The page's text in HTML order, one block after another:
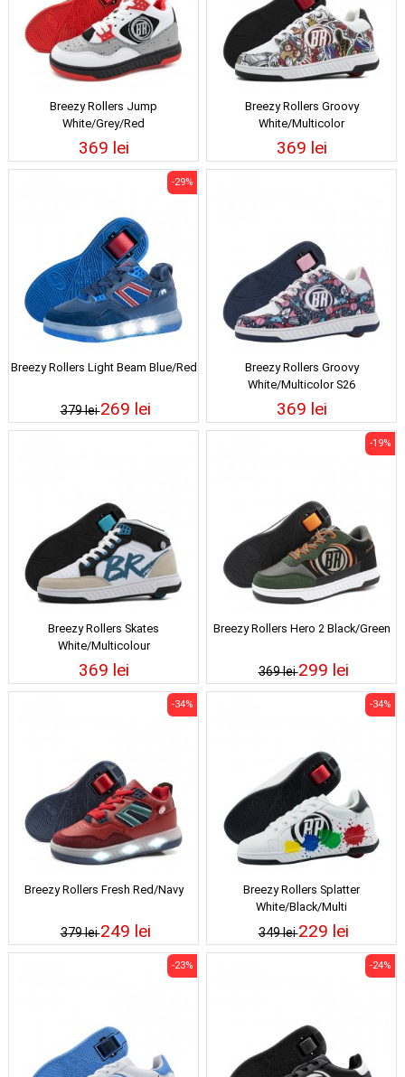
Breezy Rollers Jump
White/Grey/Red
369 lei
Breezy Rollers Groovy
White/Multicolor
369 lei
Breezy Rollers Light Beam Blue/Red
379 lei
-29%
269 lei
Breezy Rollers Groovy
White/Multicolor S26
369 lei
Breezy Rollers Skates
White/Multicolour
369 lei
Breezy Rollers Hero 2 Black/Green
369 lei
-19%
299 lei
Breezy Rollers Fresh Red/Navy
379 lei
-34%
249 lei
Breezy Rollers Splatter
White/Black/Multi
349 lei
-34%
229 lei
-23% -24%